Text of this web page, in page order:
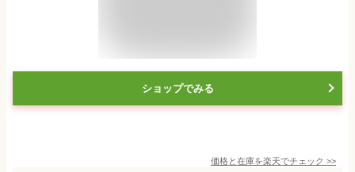
ショップでみる
価格と在庫を楽天でチェック >>